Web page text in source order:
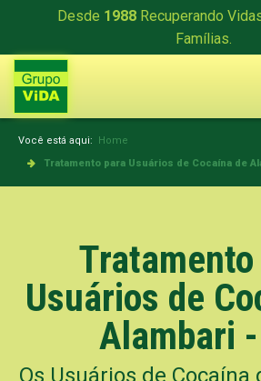
Desde 1988 Recuperando
Famílias.
Você está aqui: Home
Tratamento para Usuários de Cocaína de
Usuários de
Alambari
Os Usuários de Cocaína